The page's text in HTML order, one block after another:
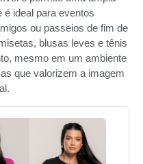
ideal para eventos
ou passeios de fim de
blusas leves e tênis
mesmo em um ambiente
que valorizem a imagem